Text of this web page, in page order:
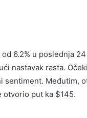
6.2% u poslednja
nastavak rasta.
sentiment. Međutim,
put ka $145.